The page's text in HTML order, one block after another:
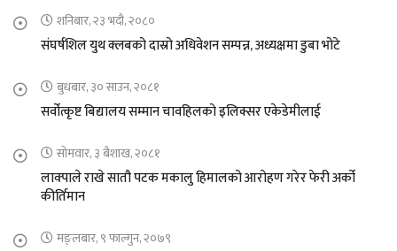
शनिबार, २३ भदौ, २०८०
संघर्षशिल युथ क्लबको दास्रो अधिवेशन सम्पन्न, अध्यक्षमा डुबा भोटे
बुधबार, ३० साउन, २०८१
सर्वोत्कृष्ट बिद्यालय सम्मान चावहिलको इलिक्सर एकेडेमीलाई
सोमवार, ३ बैशाख, २०८१
लाक्पाले राखे सातौ पटक मकालु हिमालको आरोहण गरेर फेरी अर्को
कीर्तिमान
मङ्लबार, ९ फाल्गुन, २०७९